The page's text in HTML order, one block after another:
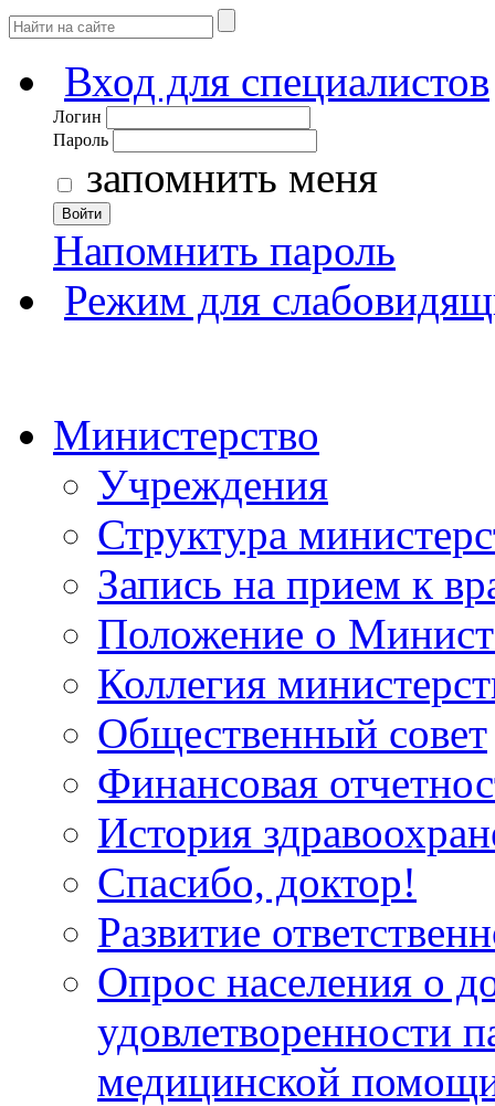
Вход для специалистов
Логин
Пароль
запомнить меня
Войти
Напомнить пароль
Режим для
Министерство
Учреждения
Структура
Запись на прием к
Положение о
Коллегия
Общественный совет
Финансовая
История
Спасибо, доктор!
Развитие
Опрос населения о
удовлетворенности
медицинской